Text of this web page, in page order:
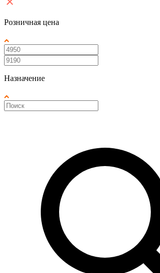
Розничная цена
Назначение